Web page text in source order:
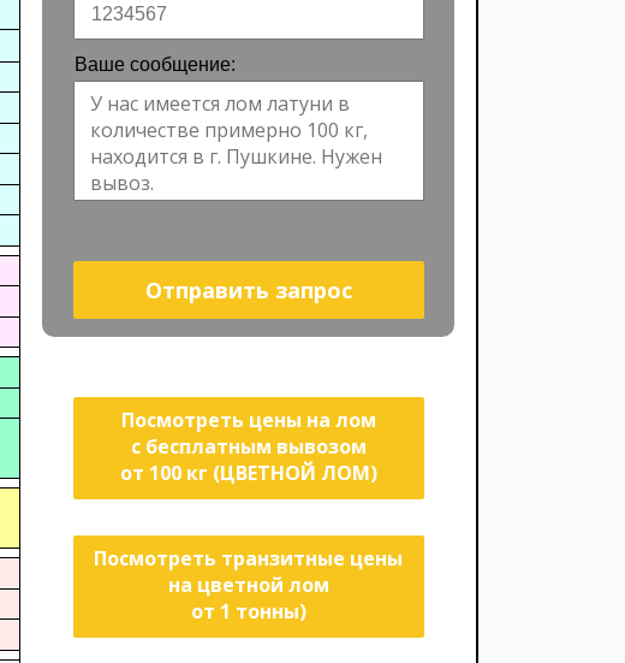
Ваше сообщение:
Отправить запрос
Посмотреть цены на лом
с бесплатным вывозом
от 100 кг (ЦВЕТНОЙ ЛОМ)
Посмотреть транзитные цены
на цветной лом
от 1 тонны)